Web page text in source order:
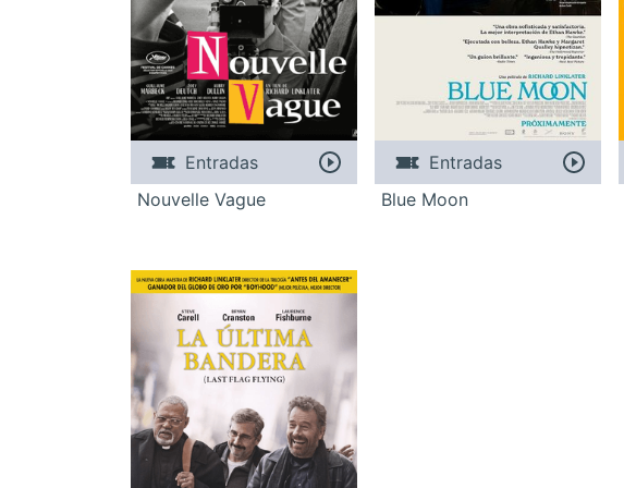
Entradas
Nouvelle Vague
Entradas
Blue Moon